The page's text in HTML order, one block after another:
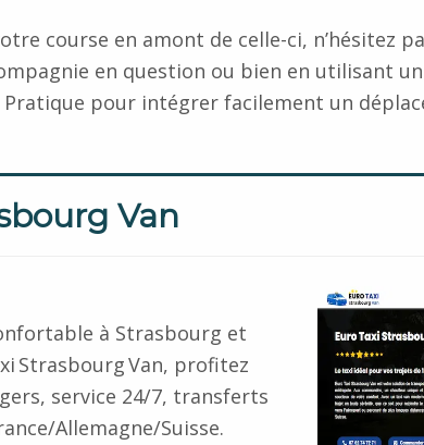
course en amont de celle-ci, n’hésitez
en question ou bien en utilisant
pour intégrer facilement un
Van
à Strasbourg et
Strasbourg Van, profitez
service 24/7, transferts
Allemagne/Suisse.